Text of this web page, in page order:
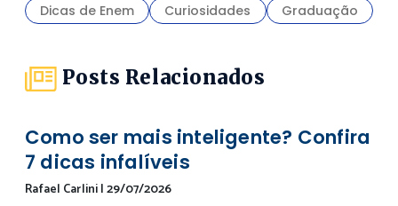
Dicas de Enem
Curiosidades Graduação
Posts Relacionados
Como ser mais inteligente? Confira
7 dicas infalíveis
Rafael Carlini|29/07/2026